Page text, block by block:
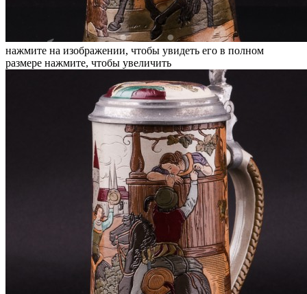
нажмите на изображении, чтобы увидеть его в полном
размере нажмите, чтобы увеличить